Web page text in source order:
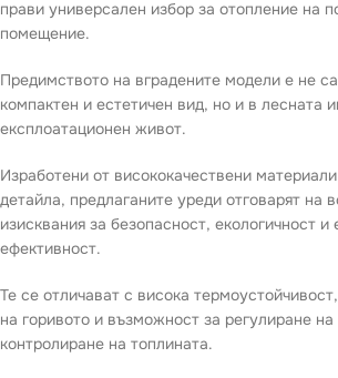
прави универсален избор за отопление на
помещение.
Предимството на вградените модели е не
компактен и естетичен вид, но и в лесната
експлоатационен живот.
Изработени от висококачествени
детайла, предлаганите уреди отговарят на
изисквания за безопасност, екологичност и
ефективност.
Те се отличават с висока
на горивото и възможност за регулиране
контролиране на топлината.